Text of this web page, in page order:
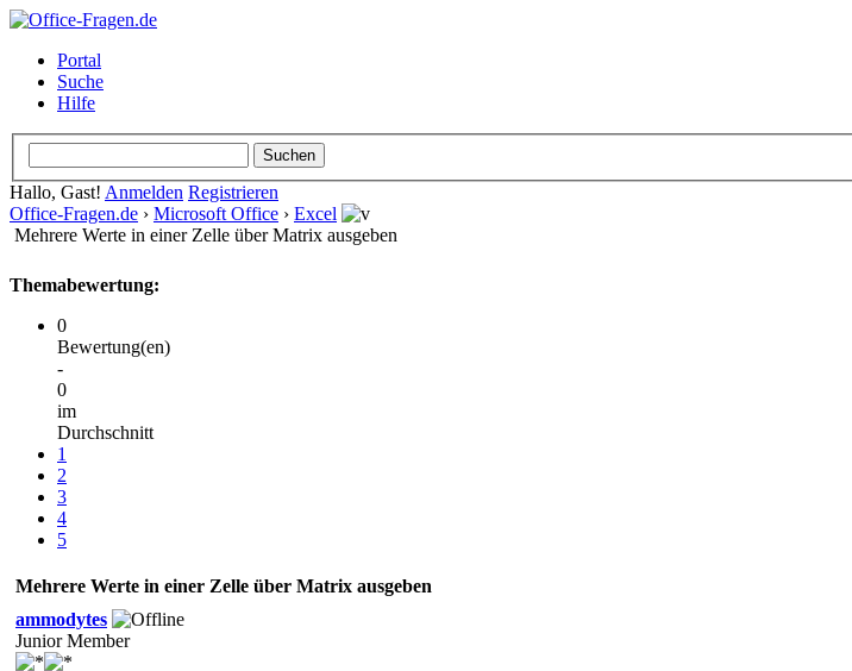
Portal
Suche
Hilfe
Hallo, Gast! Anmelden Registrieren
Office-Fragen.de › Microsoft Office › Excel
Mehrere Werte in einer Zelle über Matrix ausgeben
Themabewertung:
0
Bewertung(en)
-
0
im
Durchschnitt
1
2
3
4
5
Mehrere Werte in einer Zelle über Matrix ausgeben
ammodytes
Junior Member